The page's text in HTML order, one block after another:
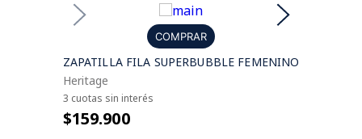
COMPRAR
ZAPATILLA FILA SUPERBUBBLE FEMENINO
Heritage
3 cuotas sin interés
$159.900